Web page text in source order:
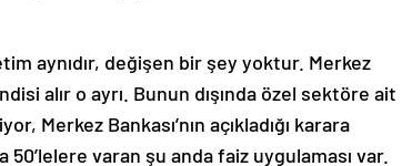
aynıdır, değişen bir şey yoktur. Merkez
alır o ayrı. Bunun dışında özel sektöre ait
Merkez Bankası’nın açıkladığı karara
varan şu anda faiz uygulaması var.